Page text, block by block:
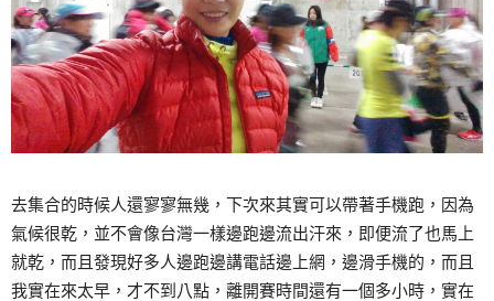
去集合的時候人還寥寥無幾，下次來其實可以帶著手機跑，因為
氣候很乾，並不會像台灣一樣邊跑邊流出汗來，即便流了也馬上
就乾，而且發現好多人邊跑邊講電話邊上網，邊滑手機的，而且
我實在來太早，才不到八點，離開賽時間還有一個多小時，實在